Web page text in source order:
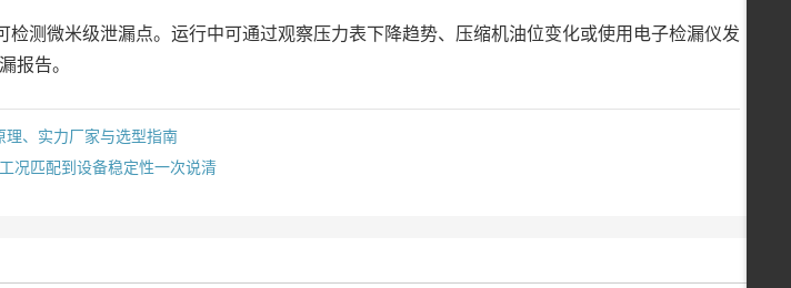
检测微米级泄漏点。运行中可通过观察压力表下降趋势、压缩机油位变化或使用电子检漏仪发
报告。
理、实力厂家与选型指南
况匹配到设备稳定性一次说清